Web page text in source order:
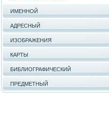
ИМЕННОЙ
АДРЕСНЫЙ
ИЗОБРАЖЕНИЯ
КАРТЫ
БИБЛИОГРАФИЧЕСКИЙ
ПРЕДМЕТНЫЙ